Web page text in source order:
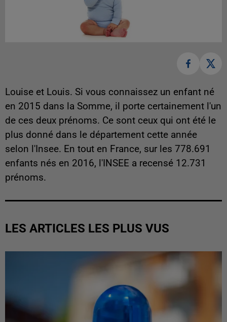
Louise et Louis. Si vous connaissez un enfant né
en 2015 dans la Somme, il porte certainement l'un
de ces deux prénoms. Ce sont ceux qui ont été le
plus donné dans le département cette année
selon l'Insee. En tout en France, sur les 778.691
enfants nés en 2016, l'INSEE a recensé 12.731
prénoms.
LES ARTICLES LES PLUS VUS